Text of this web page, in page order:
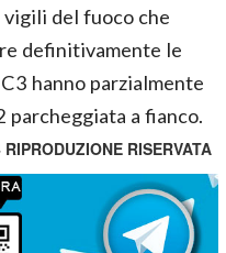
vigili del fuoco che
definitivamente le
hanno parzialmente
a fianco.
RISERVATA